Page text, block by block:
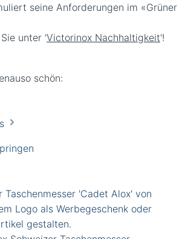
seine Anforderungen im «Grüner
unter 'Victorinox Nachhaltigkeit'!
schön: